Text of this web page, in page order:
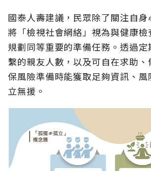
國泰人壽建議，民眾除了關注自
將「檢視社會網絡」視為與健康檢
規劃同等重要的準備任務。透過
繫的親友人數，以及可自在求助
保風險準備時能獲取足夠資訊、風
立無援。